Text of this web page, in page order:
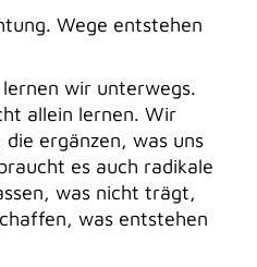
Wege entstehen
wir unterwegs.
allein lernen. Wir
die ergänzen, was uns
es auch radikale
was nicht trägt,
was entstehen